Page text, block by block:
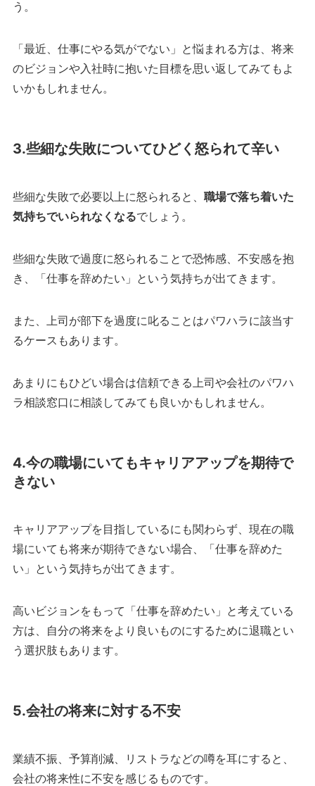
う。
「最近、仕事にやる気がでない」と悩まれる方は、将来
のビジョンや入社時に抱いた目標を思い返してみてもよ
いかもしれません。
3.些細な失敗についてひどく怒られて辛い
些細な失敗で必要以上に怒られると、 職場で落ち着いた
気持ちでいられなくなるでしょう。
些細な失敗で過度に怒られることで恐怖感、不安感を抱
き、「仕事を辞めたい」という気持ちが出てきます。
また、上司が部下を過度に叱ることはパワハラに該当す
るケースもあります。
あまりにもひどい場合は信頼できる上司や会社のパワハ
ラ相談窓口に相談してみても良いかもしれません。
4.今の職場にいてもキャリアアップを期待で
きない
キャリアアップを目指しているにも関わらず、現在の職
場にいても将来が期待できない場合、「仕事を辞めた
い」という気持ちが出てきます。
高いビジョンをもって「仕事を辞めたい」と考えている
方は、自分の将来をより良いものにするために退職とい
う選択肢もあります。
5.会社の将来に対する不安
業績不振、予算削減、リストラなどの噂を耳にすると、
会社の将来性に不安を感じるものです。